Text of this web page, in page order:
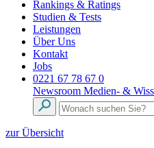
Rankings & Ratings
Studien & Tests
Leistungen
Über Uns
Kontakt
Jobs
0221 67 78 67 0
Newsroom Medien- &
zur Übersicht